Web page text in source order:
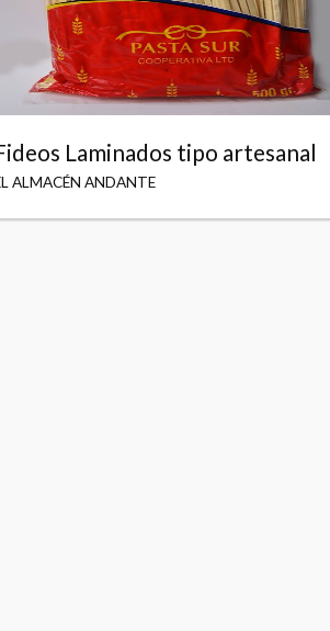
Laminados tipo artesanal
ALMACÉN ANDANTE